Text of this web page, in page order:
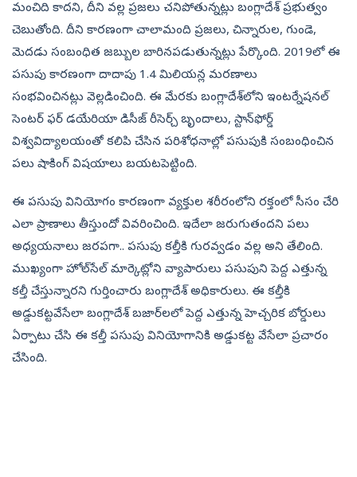
మంచిది కాదని, దీని వల్ల ప్రజలు చనిపోతున్నట్లు బంగ్లాదేశ్‌ ప్రభుత్వం
చెబుతోంది. దీని కారణంగా చాలామంది ప్రజలు, చిన్నారుల, గుండె,
మెదడు సంబంధిత జబ్బుల బారినపడుతున్నట్లు పేర్కొంది. 2019లో ఈ
పసుపు కారణంగా దాదాపు 1.4 మిలియన్ల మరణాలు
సంభవించినట్లు వెల్లడించింది. ఈ మేరకు బంగ్లాదేశ్‌లోని ఇంటర్నేషనల్‌
సెంటర్‌ ఫర్‌ డయేరియా డిసీజ్‌ రీసెర్చ్‌ బృందాలు, స్టాన్‌ఫోర్డ్‌
విశ్వవిద్యాలయంతో కలిపి చేసిన పరిశోధనాల్లో పసుపుకి సంబంధించిన
పలు షాకింగ్‌ విషయాలు బయటపెట్టింది.
ఈ పసుపు వినియోగం కారణంగా వ్యక్తుల శరీరంలోని రక్తంలో సీసం చేరి
ఎలా ప్రాణాలు తీస్తుందో వివరించింది. ఇదేలా జరుగుతందని పలు
అధ్యయనాలు జరపగా.. పసుపు కల్తీకి గురవ్వడం వల్ల అని తేలింది.
ముఖ్యంగా హోల్‌సేల్‌ మార్కెట్లోని వ్యాపారులు పసుపుని పెద్ద ఎత్తున్న
కల్తీ చేస్తున్నారని గుర్తించారు బంగ్లాదేశ్‌ అధికారులు. ఈ కల్తీకి
అడ్డుకట్టవేసేలా బంగ్లాదేశ్‌ బజార్‌లలో పెద్ద ఎత్తున్న హెచ్చరిక బోర్డులు
ఏర్పాటు చేసి ఈ కల్తీ పసుపు వినియోగానికి అడ్డుకట్ట వేసేలా ప్రచారం
చేసింది.